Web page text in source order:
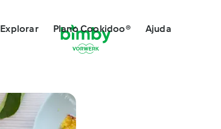
Explorar Plano Cookidoo® Ajuda